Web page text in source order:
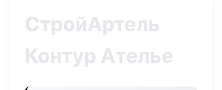
СтройАртель
Контур Ателье